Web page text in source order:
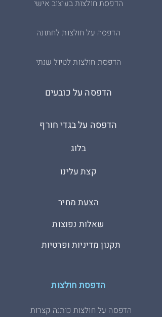
הדפסת חולצות בעיצוב אישי
הדפסה על חולצות לחתונה
הדפסת חולצות לטיול שנתי
הדפסה על כובעים
הדפסה על בגדי חורף
קצת עלינו
בלוג
הצעת מחיר
שאלות נפוצות
תקנון מדיניות ופרטיות
הדפסת חולצות
הדפסה על חולצות כותנה קצרות